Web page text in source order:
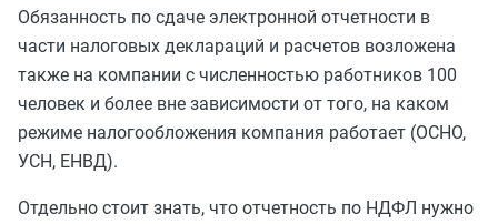
Обязанность по сдаче электронной отчетности в
части налоговых деклараций и расчетов возложена
также на компании с численностью работников 100
человек и более вне зависимости от того, на каком
режиме налогообложения компания работает (ОСНО,
УСН, ЕНВД).
Отдельно стоит знать, что отчетность по НДФЛ нужно